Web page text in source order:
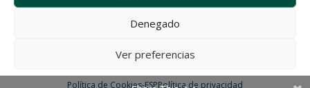
Denegado
Ver preferencias
Política de Cookies-ESPPolítica de privacidad
Aviso Legal
Condiciones de Venta